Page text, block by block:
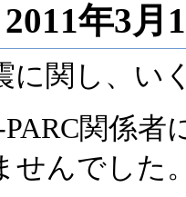
年3月
に関し、い
PARC関係
せんでした